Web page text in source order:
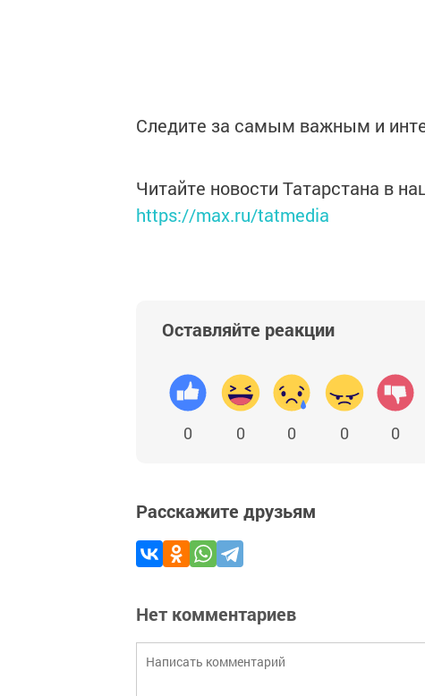
Следите за самым важным и
Читайте новости Татарстана в
https://max.ru/tatmedia
Оставляйте реакции
0 0 0 0 0
Расскажите друзьям
Нет комментариев